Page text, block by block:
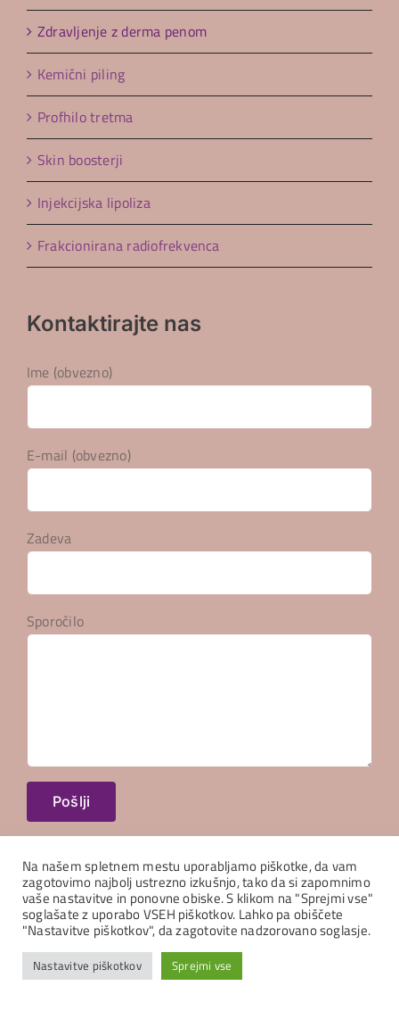
Zdravljenje z derma penom
Kemični piling
Profhilo tretma
Skin boosterji
Injekcijska lipoliza
Frakcionirana radiofrekvenca
Kontaktirajte nas
Ime (obvezno)
E-mail (obvezno)
Zadeva
Sporočilo
Pravni poduk
Na našem spletnem mestu uporabljamo piškotke, da vam
zagotovimo najbolj ustrezno izkušnjo, tako da si zapomnimo
vaše nastavitve in ponovne obiske. S klikom na "Sprejmi vse"
soglašate z uporabo VSEH piškotkov. Lahko pa obiščete
"Nastavitve piškotkov", da zagotovite nadzorovano soglasje.
Nastavitve piškotkov Sprejmi vse